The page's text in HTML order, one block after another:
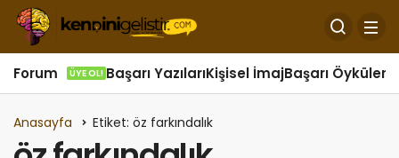
Forum ÜYE OL! Başarı YazılarıKişisel İmajBaşarı Öyküleri
Anasayfa Etiket: öz farkındalık